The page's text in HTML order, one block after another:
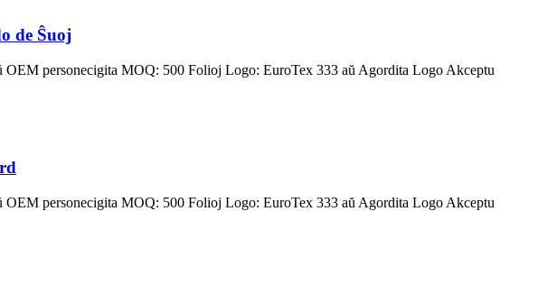
de Ŝuoj
personecigita MOQ: 500 Folioj Logo: EuroTex 333 aŭ Agordita Logo Akceptu
personecigita MOQ: 500 Folioj Logo: EuroTex 333 aŭ Agordita Logo Akceptu